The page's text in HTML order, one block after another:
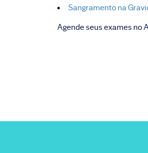
Sangramento na
Agende seus exames no